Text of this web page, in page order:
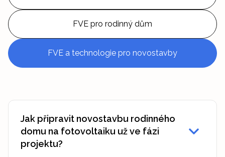
FVE pro rodinný dům
FVE a technologie pro novostavby
Jak připravit novostavbu rodinného
domu na fotovoltaiku už ve fázi
projektu?